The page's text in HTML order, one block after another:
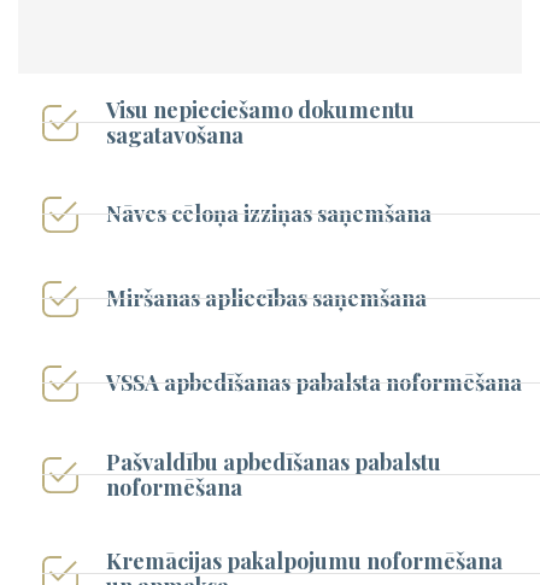
Visu nepieciešamo dokumentu
sagatavošana
Nāves cēloņa izziņas saņemšana
Miršanas apliecības saņemšana
VSSA apbedīšanas pabalsta noformēšana
Pašvaldību apbedīšanas pabalstu
noformēšana
Kremācijas pakalpojumu noformēšana